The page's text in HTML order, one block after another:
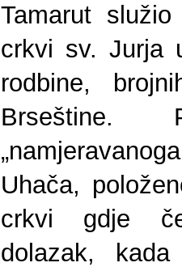
Tamarut
crkvi sv. Jurja
rodbine,
Uhača,
crkvi gdje
dolazak,